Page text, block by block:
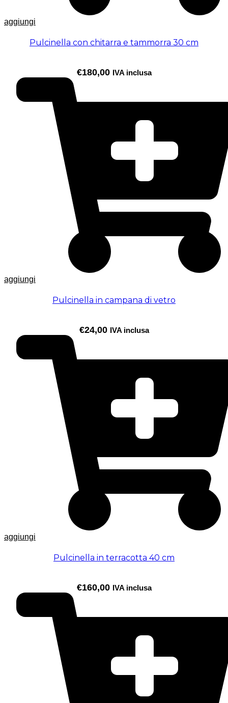
aggiungi
Pulcinella con chitarra e tammorra 30 cm
€180,00 IVA inclusa
aggiungi
Pulcinella in campana di vetro
€24,00 IVA inclusa
aggiungi
Pulcinella in terracotta 40 cm
€160,00 IVA inclusa